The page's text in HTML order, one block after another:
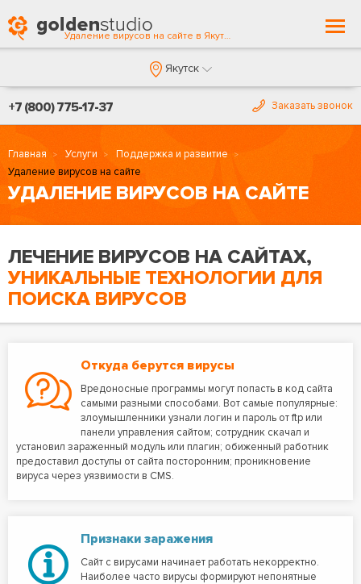
Удаление вирусов на сайте в Якутске
Якутск
+7 (800) 775-17-37 Заказать звонок
Главная Услуги
Поддержка и развитие
Удаление вирусов на сайте
УДАЛЕНИЕ ВИРУСОВ НА САЙТЕ
ЛЕЧЕНИЕ ВИРУСОВ НА САЙТАХ,
УНИКАЛЬНЫЕ ТЕХНОЛОГИИ ДЛЯ
ПОИСКА ВИРУСОВ
Откуда берутся вирусы
Вредоносные программы могут попасть в код сайта
самыми разными способами. Вот самые популярные:
злоумышленники узнали логин и пароль от ftp или
панели управления сайтом; сотрудник скачал и
установил зараженный модуль или плагин; обиженный работник
предоставил доступы от сайта посторонним; проникновение
вируса через уязвимости в CMS.
Признаки заражения
Сайт с вирусами начинает работать некорректно.
Наиболее часто вирусы формируют непонятные